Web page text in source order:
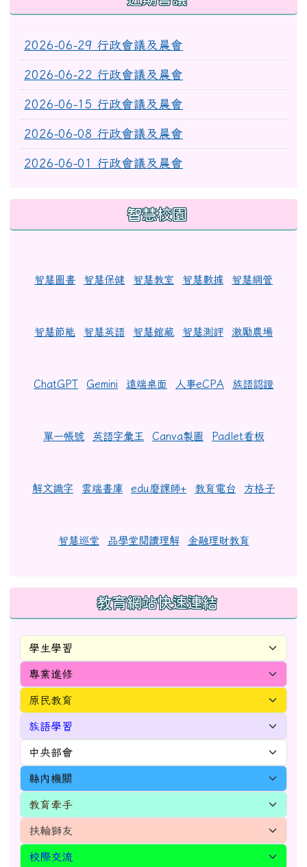
2026-06-29 行政會議及晨會
2026-06-22 行政會議及晨會
2026-06-15 行政會議及晨會
2026-06-08 行政會議及晨會
2026-06-01 行政會議及晨會
智慧校園
智慧圖書 智慧保健 智慧教室 智慧數據 智慧網管
智慧節能 智慧英語 智慧館藏 智慧測評 激勵農場
ChatGPT Gemini 遠端桌面 人事eCPA 族語認證
單一帳號 英語字彙王 Canva製圖 Padlet看板
解文識字 雲端書庫 edu磨課師+ 教育電台 方格子
智慧巡堂 品學堂閱讀理解 金融理財教育
教育網站快速連結